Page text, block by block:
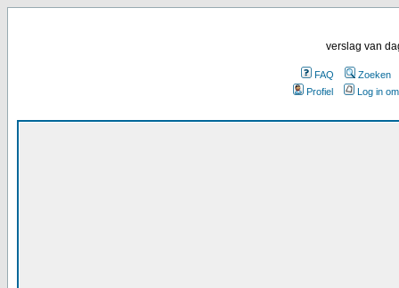
verslag van
FAQ
Zoeken
Profiel
Log in